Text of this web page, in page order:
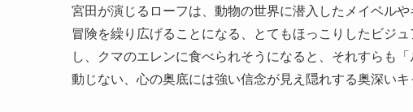
宮田が演じるローフは、動物の世界に潜入したメイベル
冒険を繰り広げることになる、とてもほっこりしたビジ
し、クマのエレンに食べられそうになると、それすらも
動じない、心の奥底には強い信念が見え隠れする奥深いキ